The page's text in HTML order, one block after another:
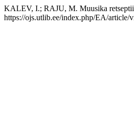
KALEV, I.; RAJU, M. Muusika
https://ojs.utlib.ee/index.php/EA/article/